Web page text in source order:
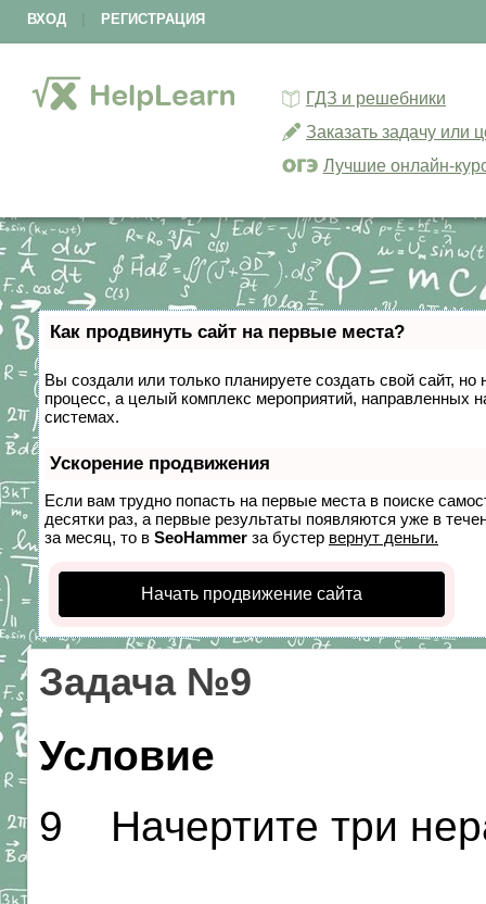
ВХОД РЕГИСТРАЦИЯ
ГДЗ и решебники
Заказать задачу или
Лучшие онлайн-
Как продвинуть сайт на первые места?
Вы создали или только планируете создать свой сайт,
процесс, а целый комплекс мероприятий, направленных
системах.
Ускорение продвижения
Если вам трудно попасть на первые места в поиске
десятки раз, а первые результаты появляются уже в
за месяц, то в SeoHammer за бустер вернут деньги.
Начать продвижение сайта
Задача №9
Условие
9 Начертите три